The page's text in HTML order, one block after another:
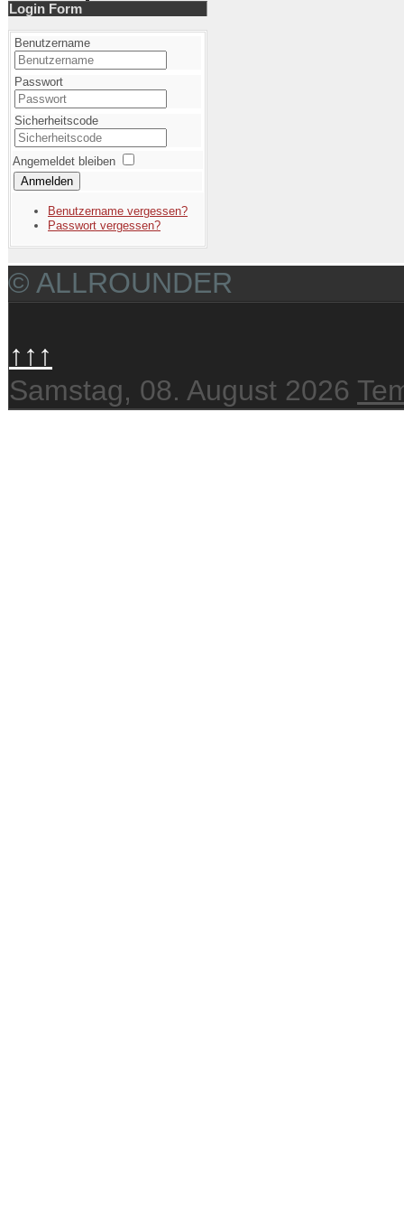
Login Form
Benutzername
Passwort
Sicherheitscode
Angemeldet bleiben
Anmelden
Benutzername vergessen?
Passwort vergessen?
© ALLROUNDER
↑↑↑
Samstag, 08. August 2026